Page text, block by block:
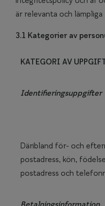
är relevanta och
3.1 Kategorier av
KATEGORI AV
Identifieringsuppgifter
Däribland för- och
postadress, kön,
postadress och